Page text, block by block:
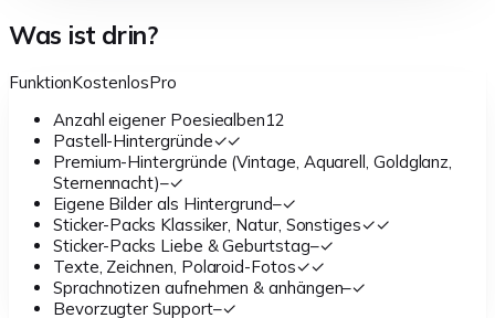
Was ist drin?
FunktionKostenlosPro
Anzahl eigener Poesiealben12
Pastell-Hintergründe✓✓
Premium-Hintergründe (Vintage, Aquarell, Goldglanz,
Sternennacht)–✓
Eigene Bilder als Hintergrund–✓
Sticker-Packs Klassiker, Natur, Sonstiges✓✓
Sticker-Packs Liebe & Geburtstag–✓
Texte, Zeichnen, Polaroid-Fotos✓✓
Sprachnotizen aufnehmen & anhängen–✓
Bevorzugter Support–✓